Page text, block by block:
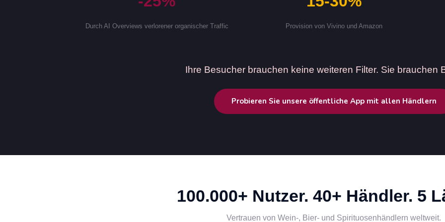
Durch AI Overviews verlorener organischer Traffic Provision von Vivino und Amazon
Ihre Besucher brauchen keine weiteren Filter. Sie brauchen
Probieren Sie unsere öffentliche App mit allen Händlern
100.000+ Nutzer. 40+ Händler. 5
Vertrauen von Wein-, Bier- und Spirituosenhändlern weltweit.